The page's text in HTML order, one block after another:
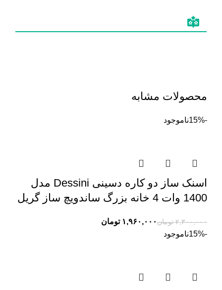
محصولات مشابه
-15% ناموجود
اسنک ساز دو کاره دسینی Dessini مدل
1400 وات 4 خانه بزرگ ساندویچ ساز گریل
۲,۳۰۰,۰۰۰ تومان۱,۹۶۰,۰۰۰ تومان
-15%
ناموجود